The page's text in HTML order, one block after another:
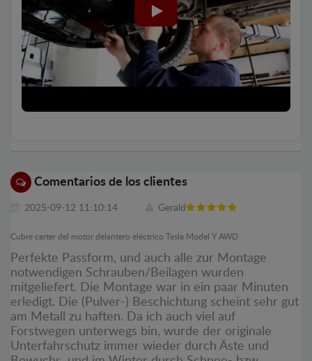
Comentarios de los clientes
2025-09-12 11:10:14 Gerald
Cubre carter del motor delantero eléctrico Tesla Model Y AWD
Perfekte Passform, und auch alle zur Montage
notwendigen Schrauben/Beilagen wurden
mitgeliefert. Die Montage war in ein paar Minuten
erledigt. Die (Pulver-) Beschichtung scheint sehr gut
am Metall zu haften. Da ich auch viel auf
Forstwegen unterwegs bin, wurde der originale
Unterfahrschutz immer wieder durch Äste und